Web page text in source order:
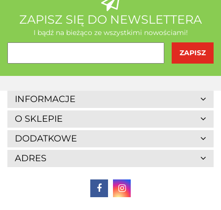
ZAPISZ SIĘ DO NEWSLETTERA
I bądź na bieżąco ze wszystkimi nowościami!
INFORMACJE
O SKLEPIE
DODATKOWE
ADRES